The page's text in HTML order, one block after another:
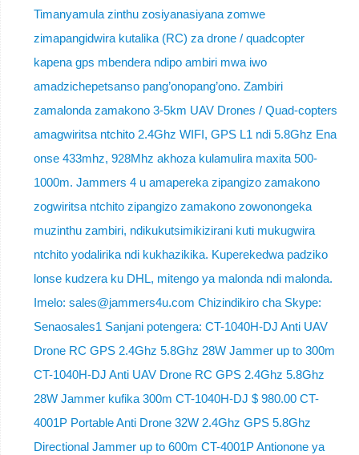
Timanyamula zinthu zosiyanasiyana zomwe
zimapangidwira kutalika (RC) za drone / quadcopter
kapena gps mbendera ndipo ambiri mwa iwo
amadzichepetsanso pang’onopang’ono. Zambiri
zamalonda zamakono 3-5km UAV Drones / Quad-copters
amagwiritsa ntchito 2.4Ghz WIFI, GPS L1 ndi 5.8Ghz Ena
onse 433mhz, 928Mhz akhoza kulamulira maxita 500-
1000m. Jammers 4 u amapereka zipangizo zamakono
zogwiritsa ntchito zipangizo zamakono zowonongeka
muzinthu zambiri, ndikukutsimikizirani kuti mukugwira
ntchito yodalirika ndi kukhazikika. Kuperekedwa padziko
lonse kudzera ku DHL, mitengo ya malonda ndi malonda.
Imelo: sales@jammers4u.com Chizindikiro cha Skype:
Senaosales1 Sanjani potengera: CT-1040H-DJ Anti UAV
Drone RC GPS 2.4Ghz 5.8Ghz 28W Jammer up to 300m
CT-1040H-DJ Anti UAV Drone RC GPS 2.4Ghz 5.8Ghz
28W Jammer kufika 300m CT-1040H-DJ $ 980.00 CT-
4001P Portable Anti Drone 32W 2.4Ghz GPS 5.8Ghz
Directional Jammer up to 600m CT-4001P Antionone ya